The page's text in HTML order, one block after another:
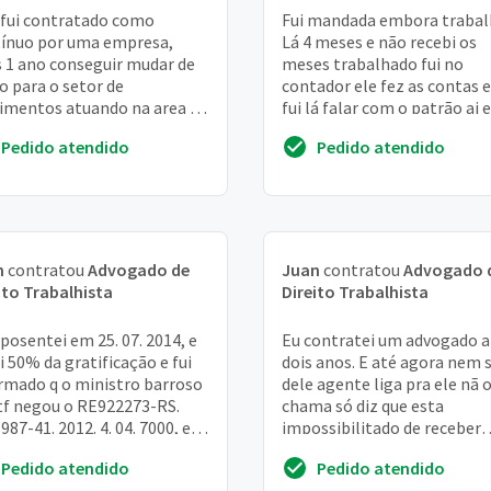
contratado como
por uma empresa,
1 ano conseguir mudar de
para o setor de
atuando na area de
como auxiliar ad...
Pedido atendido
Fui mandada embora
Lá 4 meses e não recebi os
meses trabalhado fui no
contador ele fez as contas
fui lá falar com o patrão ai
não quero ...
Pedido atendido
contratou Advogado de
Trabalhista
em 25. 07. 2014, e
50% da gratificação e fui
q o ministro barroso
negou o RE922273-RS.
41. 2012. 4. 04. 7000, e
Pedido atendido
Juan contratou Advogado
Direito Trabalhista
Eu contratei um advogado
dois anos. E até agora nem
dele agente liga pra ele nã o
chama só diz que esta
impossibilitado de receber
esta um aviso ...
Pedido atendido